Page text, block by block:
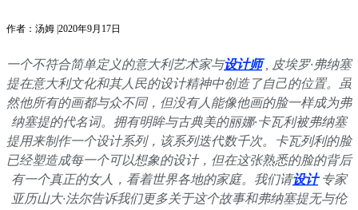
作者：汤姆 |2020年9月17日
一个不符合简单定义的意大利艺术家与设计师, 皮埃罗·弗纳塞
提在意大利文化和其人民的设计精神中创造了自己的位置。虽
然他所有的画都与众不同，但没有人能像他画的脸一样成为弗
纳塞提的代名词。拥有明眸与古典美的丽娜·卡瓦利被弗纳塞
提用来制作一个设计系列，该系列迭代数千次。卡瓦列利的脸
已经塑造成每一个可以想象的设计，但在这张熟悉的脸的背后
有一个真正的女人，看着世界各地的家庭。我们请设计专家
亚历山大·法尔告诉我们更多关于这个故事和弗纳塞提无与伦